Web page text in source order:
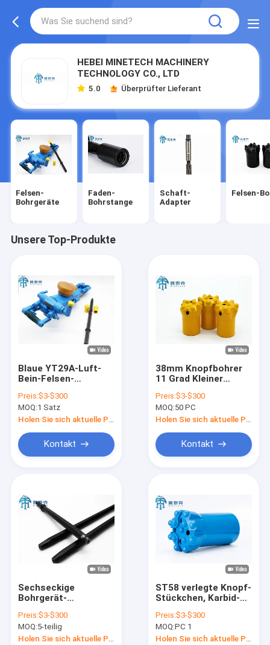
HEBEI MINETECH MACHINERY
TECHNOLOGY CO., LTD
5.0 Überprüfter Lieferant
Felsen-
Bohrgeräte
Faden-
Bohrstange
Schaft-
Adapter
Felsen-
Unsere Top-Produkte
Blaue YT29A-Luft-
Bein-Felsen-
45 Millimeter-
Durchmesser
Preis:$3-$300
MOQ:1 Satz
Kontakt
38mm Knopfbohrer
11 Grad Kleiner
Granitfelsen
Preis:$3-$300
MOQ:50 PC
Kontakt
Sechseckige
Bohrgerät-
11 Grad-Felsen-
Bohrgerät Rod Steel
MTH
Preis:$3-$300
MOQ:5-teilig
ST58 verlegte Knopf-
Stückchen, Karbid-
115MM
Preis:$3-$300
MOQ:PC 1